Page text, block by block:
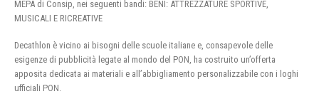
MEPA di Consip, nei seguenti bandi: BENI: ATTREZZATURE SPORTIVE,
MUSICALI E RICREATIVE
Decathlon è vicino ai bisogni delle scuole italiane e, consapevole delle
esigenze di pubblicità legate al mondo del PON, ha costruito un’offerta
apposita dedicata ai materiali e all’abbigliamento personalizzabile con i loghi
ufficiali PON.